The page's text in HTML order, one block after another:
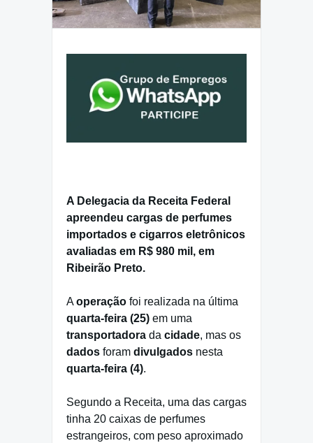
A Delegacia da Receita Federal
apreendeu cargas de perfumes
importados e cigarros eletrônicos
avaliadas em R$ 980 mil, em
Ribeirão Preto.
Aoperação foi realizada na última
quarta-feira (25) em uma
transportadora da cidade, mas os
dados foram divulgados nesta
quarta-feira (4).
Segundo a Receita, uma das cargas
tinha 20 caixas de perfumes
estrangeiros, com peso aproximado